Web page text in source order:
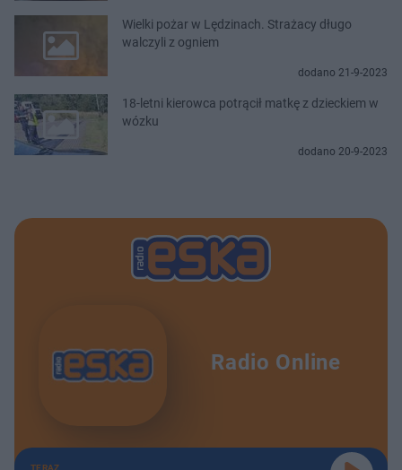
Wielki pożar w Lędzinach. Strażacy długo
walczyli z ogniem
dodano 21-9-2023
18-letni kierowca potrącił matkę z dzieckiem w
wózku
dodano 20-9-2023
Radio Online
TERAZ